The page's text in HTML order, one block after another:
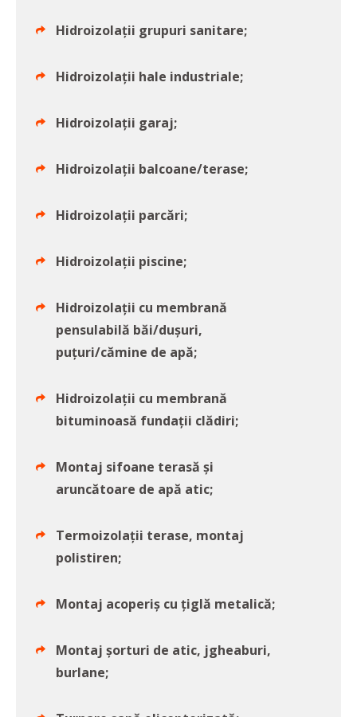
Hidroizolații grupuri sanitare;
Hidroizolații hale industriale;
Hidroizolații garaj;
Hidroizolații balcoane/terase;
Hidroizolații parcări;
Hidroizolații piscine;
Hidroizolații cu membrană
pensulabilă băi/dușuri,
puțuri/cămine de apă;
Hidroizolații cu membrană
bituminoasă fundații clădiri;
Montaj sifoane terasă și
aruncătoare de apă atic;
Termoizolații terase, montaj
polistiren;
Montaj acoperiș cu țiglă metalică;
Montaj șorturi de atic, jgheaburi,
burlane;